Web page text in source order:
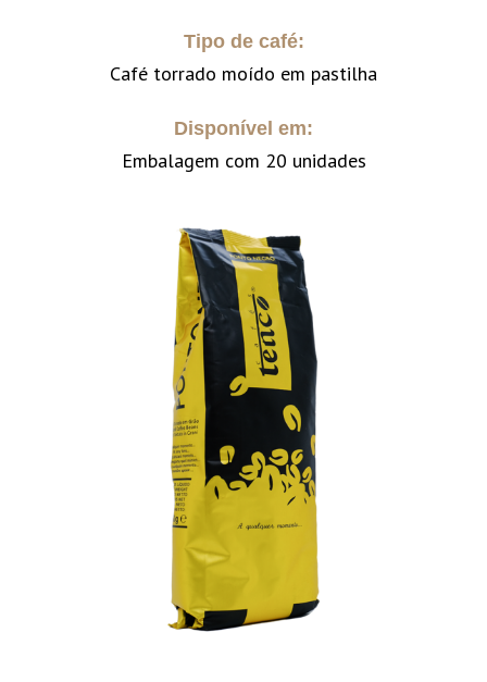
Tipo de café:
Café torrado moído em pastilha
Disponível em:
Embalagem com 20 unidades